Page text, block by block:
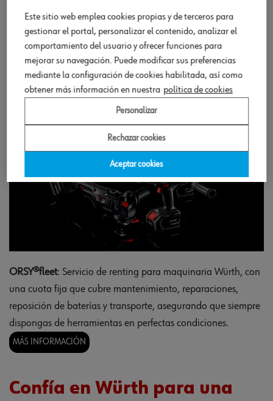
stock, aumentar la productividad y garantizar la seguridad
en el lugar de trabajo.
MÁS INFORMACIÓN
ORSY®fleet: Servicio de renting para maquinaria Würth, con
una cuota fija que cubre mantenimiento, reparaciones,
reposición de baterías y transporte, asegurando que siempre
dispongas de herramientas en perfectas condiciones.
MÁS INFORMACIÓN
Confía en Würth para una
Este sitio web emplea cookies propias y de terceros para
gestionar el portal, personalizar el contenido, analizar el
comportamiento del usuario y ofrecer funciones para
mejorar su navegación. Puede modificar sus preferencias
mediante la configuración de cookies habilitada, así como
obtener más información en nuestra política de cookies
Personalizar
Rechazar cookies
Aceptar cookies